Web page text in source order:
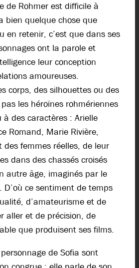
de Rohmer est difficile à
bien quelque chose que
en retenir, c’est que dans ses
ont la parole et
leur conception
amoureuses.
corps, des silhouettes ou des
les héroïnes rohmériennes
des caractères : Arielle
Romand, Marie Rivière,
des femmes réelles, de leur
dans des chassés croisés
autre âge, imaginés par le
D’où ce sentiment de temps
d’amateurisme et de
aller et de précision, de
que produisent ses films.
de Sofia sont